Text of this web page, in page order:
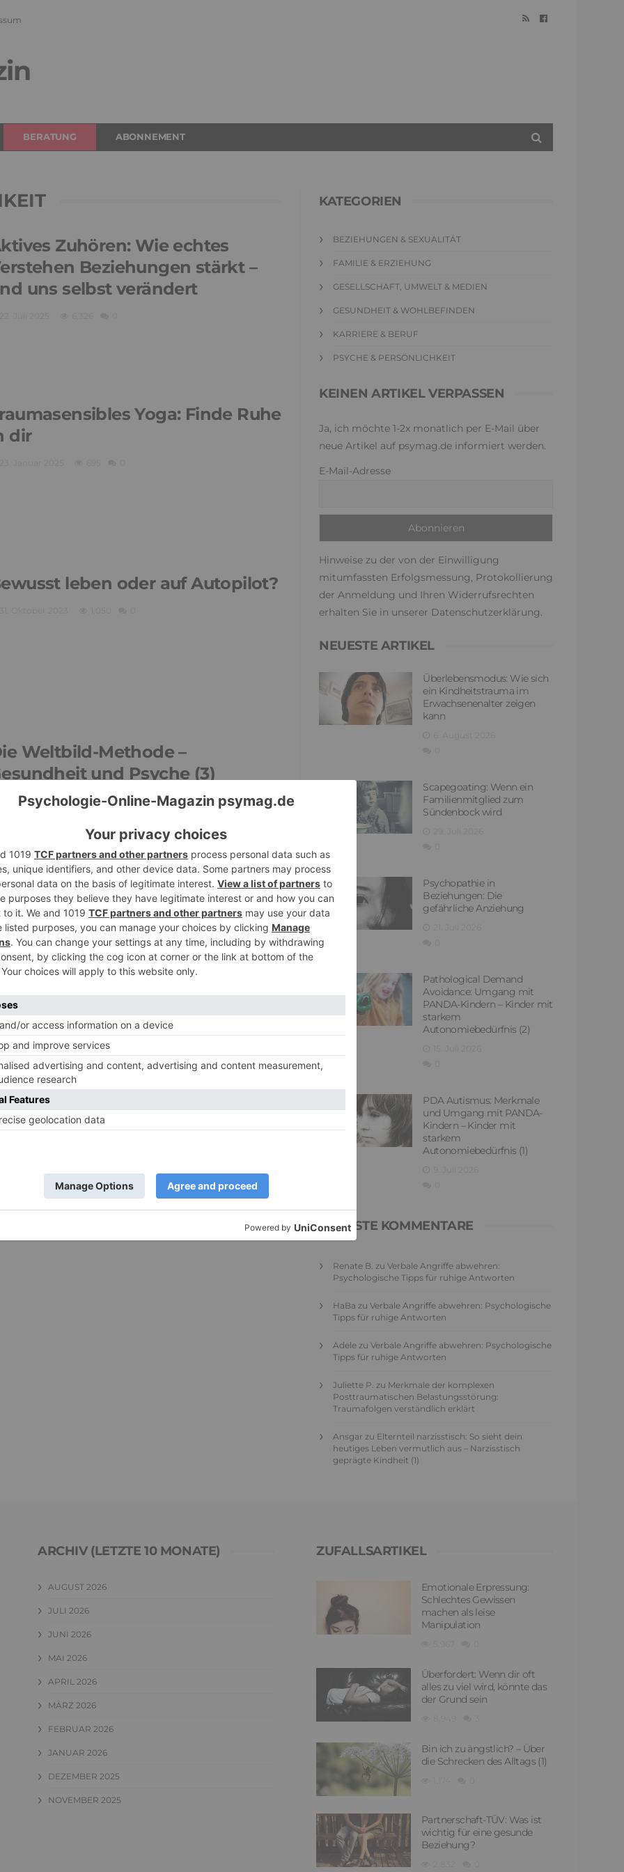
BERATUNG ABONNEMENT
Zuhören: Wie echtes
Beziehungen stärkt –
uns selbst verändert
Yoga: Finde Ruhe
dir
leben oder auf Autopilot?
Weltbild-Methode –
und Psyche (3)
26. Juli 2016 2,021 0
–
(5)
5. Juni 2013 391 0
KATEGORIEN
BEZIEHUNGEN & SEXUALITÄT
FAMILIE & ERZIEHUNG
GESELLSCHAFT, UMWELT & MEDIEN
GESUNDHEIT & WOHLBEFINDEN
KARRIERE & BERUF
PSYCHE & PERSÖNLICHKEIT
KEINEN ARTIKEL VERPASSEN
Ja, ich möchte 1-2x monatlich per E-Mail über
neue Artikel auf psymag.de informiert werden.
E-Mail-Adresse
Hinweise zu der von der Einwilligung
mitumfassten Erfolgsmessung, Protokollierung
der Anmeldung und Ihren Widerrufsrechten
erhalten Sie in unserer Datenschutzerklärung.
NEUESTE ARTIKEL
Überlebensmodus: Wie sich
ein Kindheitstrauma im
Erwachsenenalter zeigen
kann
Scapegoating: Wenn ein
Familienmitglied zum
Sündenbock wird
Psychopathie in
Beziehungen: Die
gefährliche Anziehung
Pathological Demand
Avoidance: Umgang mit
PANDA-Kindern – Kinder mit
starkem
Autonomiebedürfnis (2)
PDA Autismus: Merkmale
und Umgang mit PANDA-
Kindern – Kinder mit
starkem
Autonomiebedürfnis (1)
NEUESTE KOMMENTARE
Renate B. zu Verbale Angriffe abwehren:
Psychologische Tipps für ruhige Antworten
HaBa zu Verbale Angriffe abwehren: Psychologische
Tipps für ruhige Antworten
Adele zu Verbale Angriffe abwehren: Psychologische
Tipps für ruhige Antworten
Juliette P. zu Merkmale der komplexen
Posttraumatischen Belastungsstörung:
Traumafolgen verständlich erklärt
Ansgar zu Elternteil narzisstisch: So sieht dein
heutiges Leben vermutlich aus – Narzisstisch
geprägte Kindheit (1)
ARCHIV (LETZTE 10 MONATE)
AUGUST 2026
JULI 2026
JUNI 2026
MAI 2026
APRIL 2026
MÄRZ 2026
FEBRUAR 2026
JANUAR 2026
DEZEMBER 2025
NOVEMBER 2025
ZUFALLSARTIKEL
Emotionale Erpressung:
Schlechtes Gewissen
machen als leise
Manipulation
Überfordert: Wenn dir oft
alles zu viel wird, könnte das
der Grund sein
Bin ich zu ängstlich? – Über
die Schrecken des Alltags (1)
Partnerschaft-TÜV: Was ist
wichtig für eine gesunde
Beziehung?